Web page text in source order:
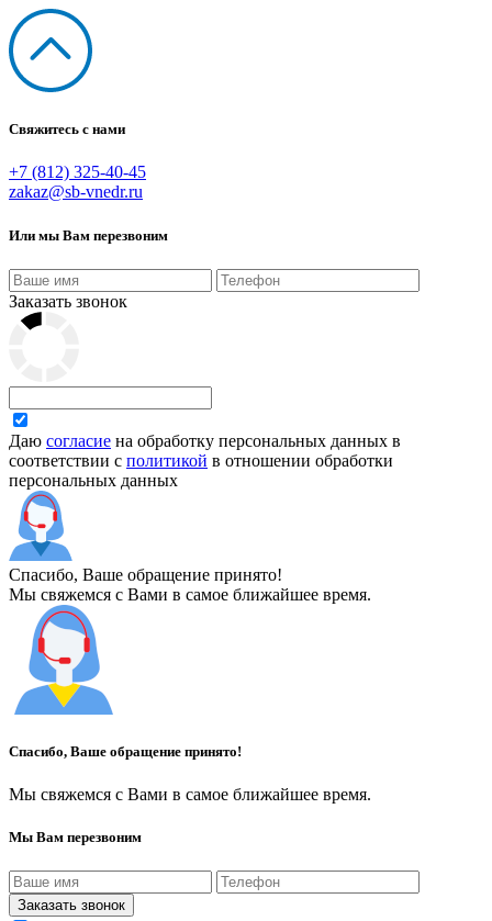
Свяжитесь с нами
+7 (812) 325-40-45
zakaz@sb-vnedr.ru
Или мы Вам перезвоним
Заказать звонок
Даю согласие на обработку персональных данных в
соответствии с политикой в отношении обработки
персональных данных
Спасибо, Ваше обращение принято!
Мы свяжемся с Вами в самое ближайшее время.
Спасибо, Ваше обращение принято!
Мы свяжемся с Вами в самое ближайшее время.
Мы Вам перезвоним
Заказать звонок